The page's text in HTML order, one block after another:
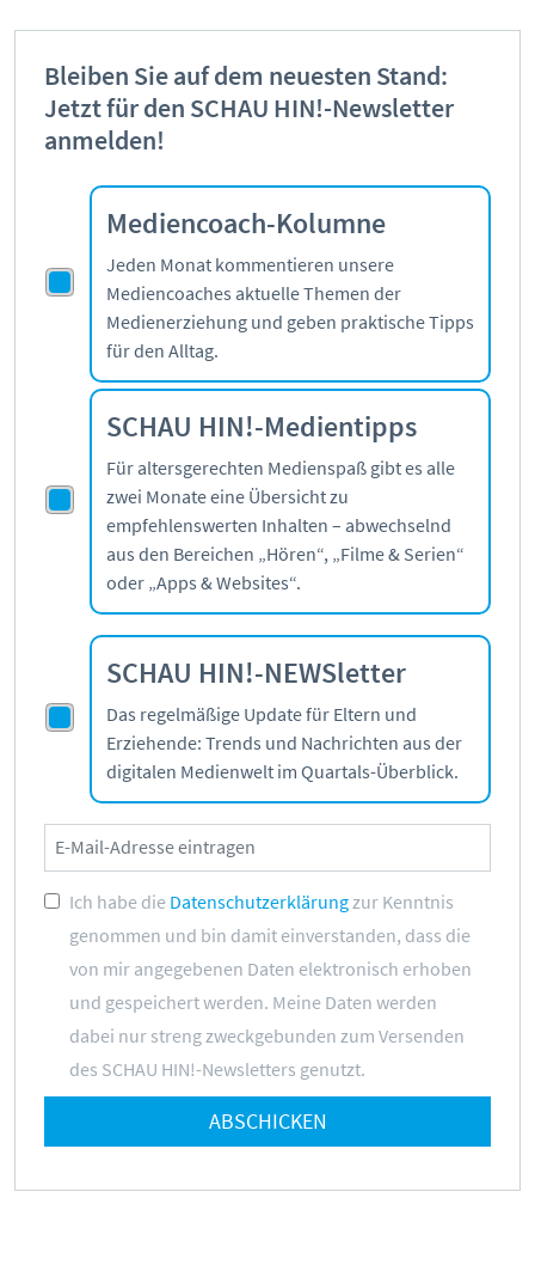
Bleiben Sie auf dem neuesten Stand:
Jetzt für den SCHAU HIN!-Newsletter
anmelden!
Mediencoach-Kolumne
Jeden Monat kommentieren unsere
Mediencoaches aktuelle Themen der
Medienerziehung und geben praktische Tipps
für den Alltag.
SCHAU HIN!-Medientipps
Für altersgerechten Medienspaß gibt es alle
zwei Monate eine Übersicht zu
empfehlenswerten Inhalten – abwechselnd
aus den Bereichen „Hören“, „Filme & Serien“
oder „Apps & Websites“.
SCHAU HIN!-NEWSletter
Das regelmäßige Update für Eltern und
Erziehende: Trends und Nachrichten aus der
digitalen Medienwelt im Quartals-Überblick.
Ich habe die Datenschutzerklärungzur Kenntnis
genommen und bin damit einverstanden, dass die
von mir angegebenen Daten elektronisch erhoben
und gespeichert werden. Meine Daten werden
dabei nur streng zweckgebunden zum Versenden
des SCHAU HIN!-Newsletters genutzt.
ABSCHICKEN
TikTok
WhatsApp
Grundlagen
Sicherheit & Risiken
Tipps & Regeln
ÜBER UNS:
Kooperationen
BotschafterInnen
Datenschutz
Barrierefreiheit
Elternangebote
Medienkurse
Online-Game
Mediathek